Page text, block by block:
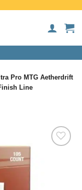
Pro MTG Aetherdrift
Line